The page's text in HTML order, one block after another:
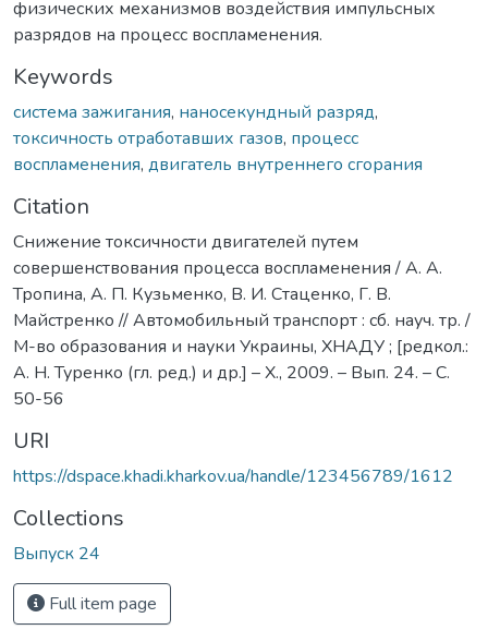
физических механизмов воздействия импульсных
разрядов на процесс воспламенения.
Keywords
система зажигания, наносекундный разряд,
токсичность отработавших газов, процесс
воспламенения, двигатель внутреннего сгорания
Citation
Снижение токсичности двигателей путем
совершенствования процесса воспламенения / А. А.
Тропина, А. П. Кузьменко, В. И. Стаценко, Г. В.
Майстренко // Автомобильный транспорт : сб. науч. тр. /
М-во образования и науки Украины, ХНАДУ ; [редкол.:
А. Н. Туренко (гл. ред.) и др.] – Х., 2009. – Вып. 24. – С.
50-56
URI
https://dspace.khadi.kharkov.ua/handle/123456789/1612
Collections
Выпуск 24
Full item page